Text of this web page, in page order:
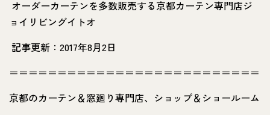
オーダーカーテンを多数販売する京都カーテン専門店ジ
ョイリビングイトオ
記事更新：2017年8月2日
＝＝＝＝＝＝＝＝＝＝＝＝＝＝＝＝＝＝＝＝＝＝＝＝＝＝
京都のカーテン＆窓廻り専門店、ショップ＆ショールーム